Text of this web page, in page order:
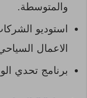
والمتوسطة.
استوديو
الاعمال
برنامج تحدي